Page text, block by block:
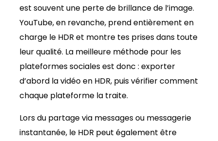
est souvent une perte de brillance de l’image.
YouTube, en revanche, prend entièrement en
charge le HDR et montre tes prises dans toute
leur qualité. La meilleure méthode pour les
plateformes sociales est donc : exporter
d’abord la vidéo en HDR, puis vérifier comment
chaque plateforme la traite.
Lors du partage via messages ou messagerie
instantanée, le HDR peut également être